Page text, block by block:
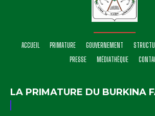
ACCUEIL PRIMATURE GOUVERNEMENT
PRESSE
MÉDIATHÈQUE
LA PRIMATURE DU BURKINA